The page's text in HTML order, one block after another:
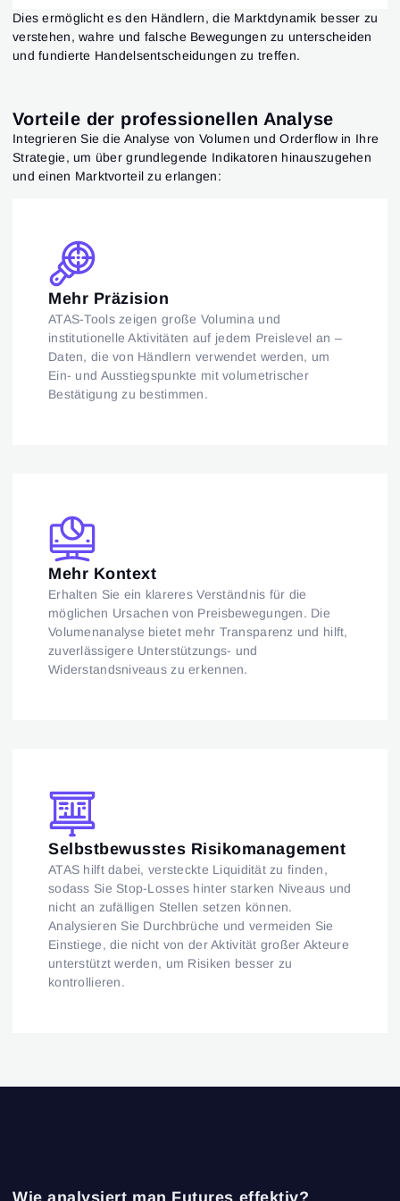
Dies ermöglicht es den Händlern, die Marktdynamik besser zu
verstehen, wahre und falsche Bewegungen zu unterscheiden
und fundierte Handelsentscheidungen zu treffen.
Vorteile der professionellen Analyse
Integrieren Sie die Analyse von Volumen und Orderflow in Ihre
Strategie, um über grundlegende Indikatoren hinauszugehen
und einen Marktvorteil zu erlangen:
Mehr Präzision
ATAS-Tools zeigen große Volumina und
institutionelle Aktivitäten auf jedem Preislevel an –
Daten, die von Händlern verwendet werden, um
Ein- und Ausstiegspunkte mit volumetrischer
Bestätigung zu bestimmen.
Mehr Kontext
Erhalten Sie ein klareres Verständnis für die
möglichen Ursachen von Preisbewegungen. Die
Volumenanalyse bietet mehr Transparenz und hilft,
zuverlässigere Unterstützungs- und
Widerstandsniveaus zu erkennen.
Selbstbewusstes Risikomanagement
ATAS hilft dabei, versteckte Liquidität zu finden,
sodass Sie Stop-Losses hinter starken Niveaus und
nicht an zufälligen Stellen setzen können.
Analysieren Sie Durchbrüche und vermeiden Sie
Einstiege, die nicht von der Aktivität großer Akteure
unterstützt werden, um Risiken besser zu
kontrollieren.
Wie analysiert man Futures effektiv?